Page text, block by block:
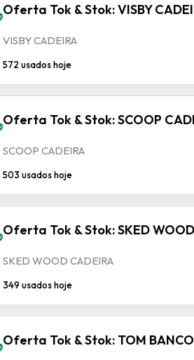
Oferta Tok & Stok: VISBY
VISBY CADEIRA
572 usados hoje
Oferta Tok & Stok: SCOOP
SCOOP CADEIRA
503 usados hoje
Oferta Tok & Stok: SKED
SKED WOOD CADEIRA
349 usados hoje
Oferta Tok & Stok: TOM